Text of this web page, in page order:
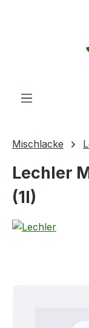
Mischlacke
Lechler
(1l)